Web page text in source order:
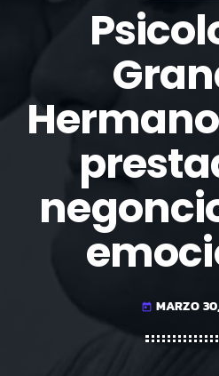
today MARZO